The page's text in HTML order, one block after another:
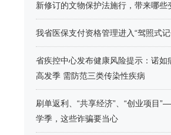
新修订的文物保护法施行，带来哪些
我省医保支付资格管理进入“驾照式
省疾控中心发布健康风险提示：诺如
高发季 需防范三类传染性疾病
刷单返利、“共享经济”、“创业项目
学季，这些诈骗要当心